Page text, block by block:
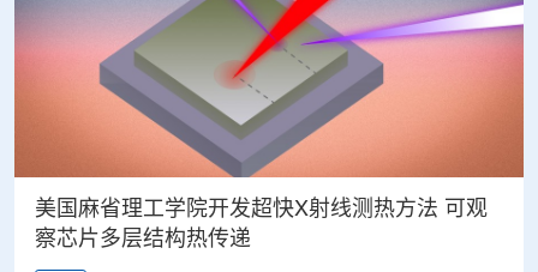
美国麻省理工学院开发超快X射线测热方法 可观
察芯片多层结构热传递